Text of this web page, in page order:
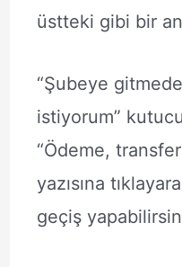
üstteki gibi bir
“Şubeye
istiyorum”
“Ödeme,
yazısına
geçiş